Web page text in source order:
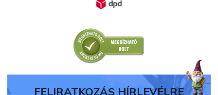
FELIRATKOZÁS HÍRLEVÉLRE